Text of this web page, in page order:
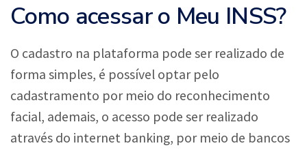
Como acessar o Meu INSS?
O cadastro na plataforma pode ser realizado de
forma simples, é possível optar pelo
cadastramento por meio do reconhecimento
facial, ademais, o acesso pode ser realizado
através do internet banking, por meio de bancos